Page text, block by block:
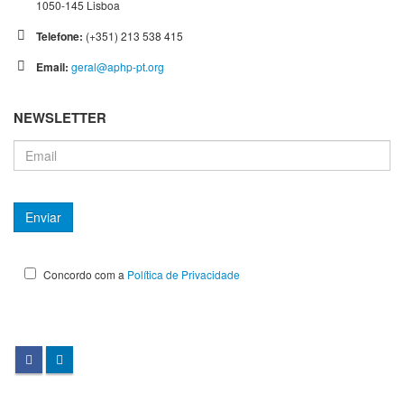
1050-145 Lisboa
Telefone: (+351) 213 538 415
Email: geral@aphp-pt.org
NEWSLETTER
Concordo com a Política de Privacidade